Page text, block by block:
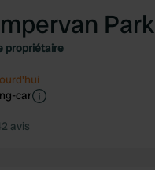
Park
propriétaire
car
avis